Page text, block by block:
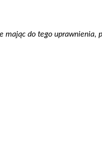
mając do tego uprawnienia,